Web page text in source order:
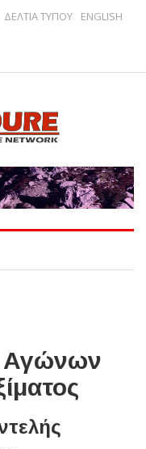
ΔΕΛΤΙΑ ΤΥΠΟΥ ENGLISH
Αγώνων